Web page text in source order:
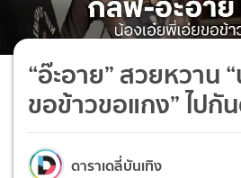
“อ๊ะอาย” สวยหวาน
ขอข้าวขอแกง” ไปกั
ดาราเดลี่บันเทิง